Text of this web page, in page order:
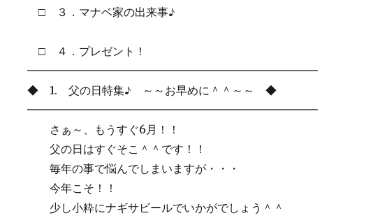
□ ３．マナベ家の出来事♪
□ ４．プレゼント！
━━━━━━━━━━━━━━━━━━━━━━━━━━
◆ 1. 父の日特集♪ ～～お早めに＾＾～～ ◆
━━━━━━━━━━━━━━━━━━━━━━━━━━
さぁ～、もうすぐ6月！！
父の日はすぐそこ＾＾です！！
毎年の事で悩んでしまいますが・・・
今年こそ！！
少し小粋にナギサビールでいかがでしょう＾＾